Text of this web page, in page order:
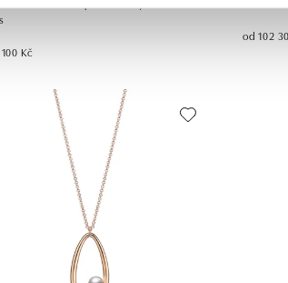
Kč
od 102